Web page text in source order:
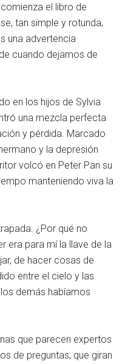
el libro de
tan simple y rotunda,
una advertencia
cuando dejamos de
en los hijos de Sylvia
una mezcla perfecta
y pérdida. Marcado
y la depresión
volcó en Peter Pan su
manteniendo viva la
¿Por qué no
era para mí la llave de la
de hacer cosas de
entre el cielo y las
demás habíamos
que parecen expertos
de preguntas; que giran